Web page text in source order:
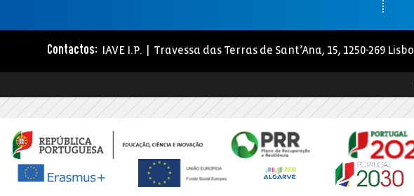
Contactos: IAVE I.P. | Travessa das Terras de Sant’Ana, 15, 1250-269